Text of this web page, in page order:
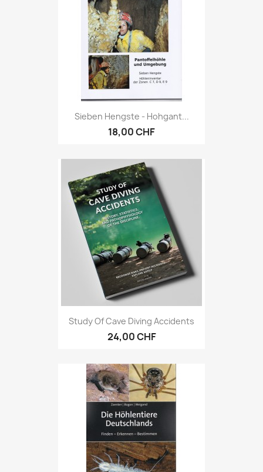
Sieben Hengste - Hohgant...
18,00 CHF
Study Of Cave Diving Accidents
24,00 CHF